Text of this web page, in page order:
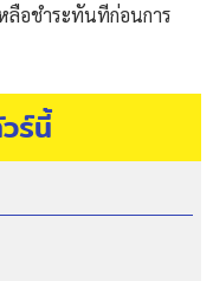
ลือชำระทันทีก่อนการ
ร์นี้